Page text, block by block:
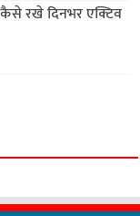
कैसे रखे दिनभर एक्टिव